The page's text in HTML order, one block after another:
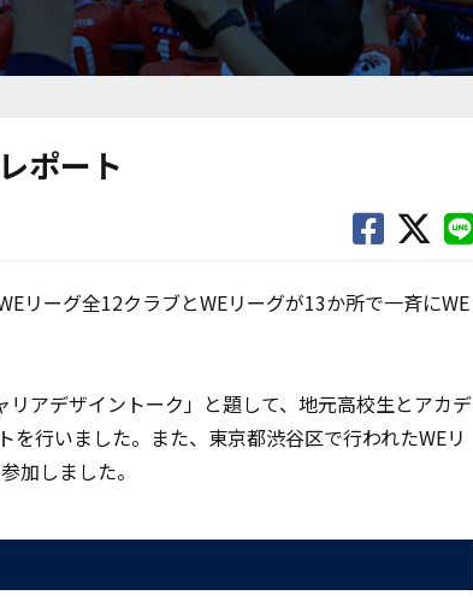
ポート
リーグ全12クラブとWEリーグが13か所で一斉にWE
アデザイントーク」と題して、地元高校生とアカデ
行いました。また、東京都渋谷区で行われたWEリ
加しました。